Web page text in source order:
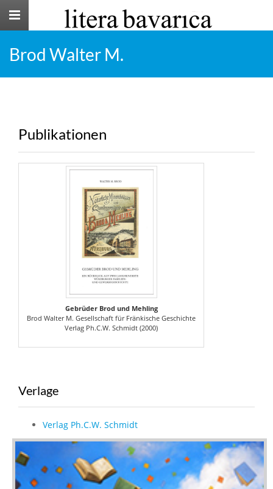
Toggle
Brod Walter M.
Publikationen
Gebrüder Brod und Mehling
Brod Walter M. Gesellschaft für Fränkische Geschichte
Verlag Ph.C.W. Schmidt (2000)
Verlage
Verlag Ph.C.W. Schmidt